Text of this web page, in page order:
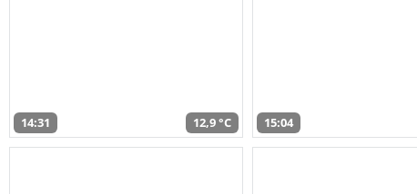
14:31 12,9 °C 15:04